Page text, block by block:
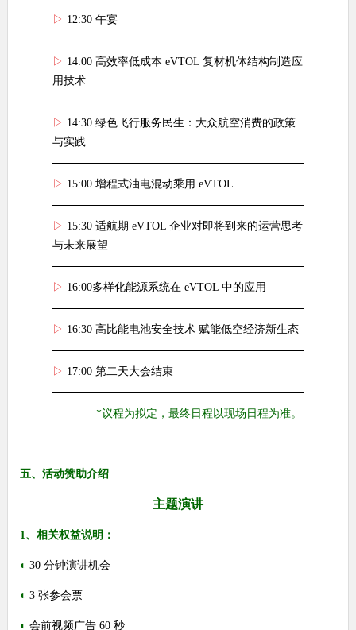
▷ 12:30 午宴
▷ 14:00 高效率低成本 eVTOL 复材机体结构制造应
用技术
▷ 14:30 绿色飞行服务民生：大众航空消费的政策
与实践
▷ 15:00 增程式油电混动乘用 eVTOL
▷ 15:30 适航期 eVTOL 企业对即将到来的运营思考
与未来展望
▷ 16:00多样化能源系统在eVTOL 中的应用
▷ 16:30 高比能电池安全技术 赋能低空经济新生态
▷ 17:00 第二天大会结束
*议程为拟定，最终日程以现场日程为准。
五、活动赞助介绍
主题演讲
1、相关权益说明：
◐ 30 分钟演讲机会
◐ 3 张参会票
◐ 会前视频广告60 秒